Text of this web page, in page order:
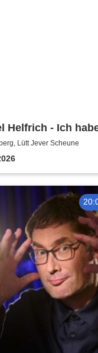
Helfrich - Ich
noch gefehlt
Lütt Jever Scheune